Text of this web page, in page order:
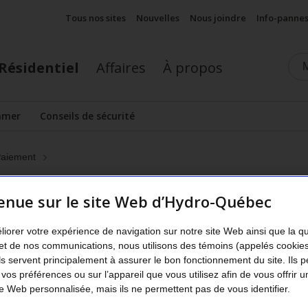
Tous nos sites Nouvelles Nous joindre Info-pannes
Résidentiel Affaires À propos
Conseils de sécurité
en cas de difficultés de
plus vous avez d’options pour
de service.
sur le site Web d’Hydro-Québec
votre expérience de navigation sur notre site Web ainsi que la
de nos communications, nous utilisons des témoins (appelés
servent principalement à assurer le bon fonctionnement du site. Ils
préférences ou sur l’appareil que vous utilisez afin de vous offrir
Web personnalisée, mais ils ne permettent pas de vous identifier.